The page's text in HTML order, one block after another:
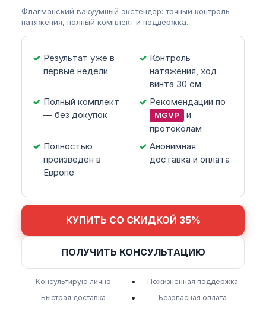
Флагманский вакуумный экстендер: точный контроль
натяжения, полный комплект и поддержка.
Результат уже в
первые недели
Контроль
натяжения, ход
винта 30 см
Полный комплект
— без докупок
Рекомендации по
MGVP
и
протоколам
Полностью
произведен в
Европе
Анонимная
доставка и оплата
КУПИТЬ СО СКИДКОЙ 35%
ПОЛУЧИТЬ КОНСУЛЬТАЦИЮ
Консультирую лично •
Пожизненная поддержка
Быстрая доставка
• Безопасная оплата